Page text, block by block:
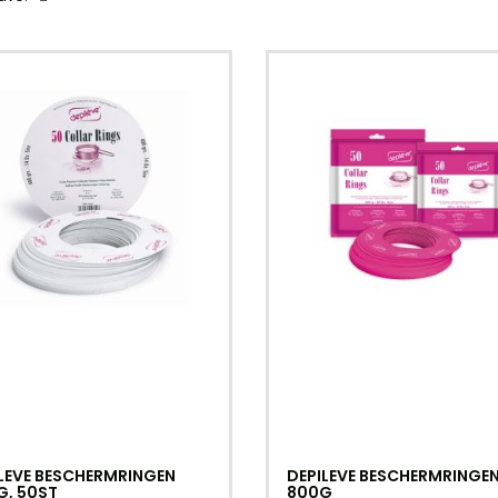
BESCHERMRINGEN
50ST
DEPILEVE
800G